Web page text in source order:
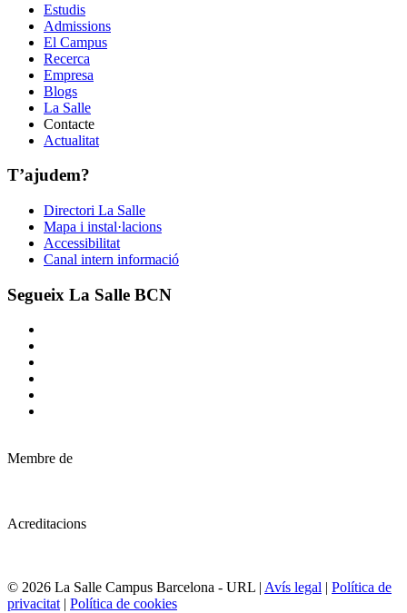
Estudis
Admissions
El Campus
Recerca
Empresa
Blogs
La Salle
Contacte
Actualitat
T’ajudem?
Directori La Salle
Mapa i instal·lacions
Accessibilitat
Canal intern informació
Segueix La Salle BCN
Membre de
Acreditacions
© 2026 La Salle Campus Barcelona - URL | Avís legal | Política de
privacitat| Política de cookies